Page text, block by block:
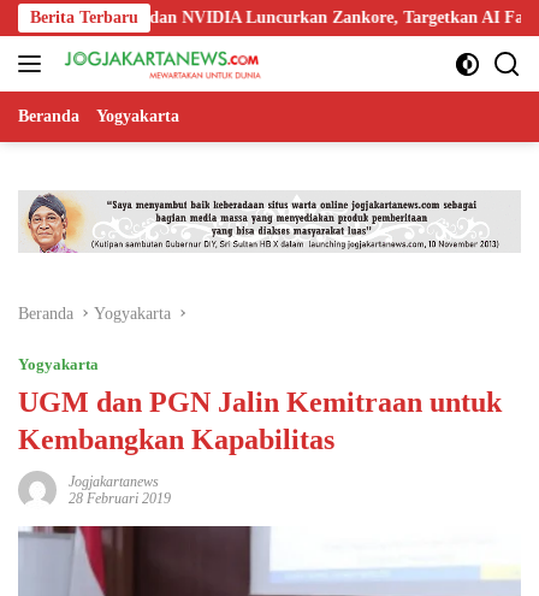
Langsung
ke
konten
Berita Terbaru
Nokia, dan NVIDIA Luncurkan Zankore, Targetkan AI Factory 1 GW
Beranda Yogyakarta
Beranda Yogyakarta
Yogyakarta
UGM dan PGN Jalin Kemitraan untuk
Kembangkan Kapabilitas
Jogjakartanews
28 Februari 2019